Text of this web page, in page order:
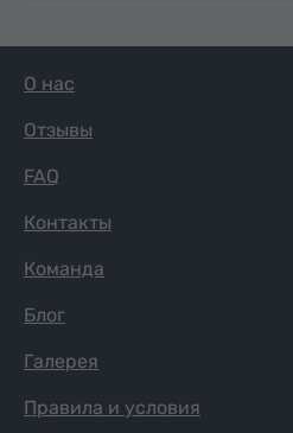
О нас
Отзывы
FAQ
Контакты
Команда
Блог
Галерея
Правила и условия